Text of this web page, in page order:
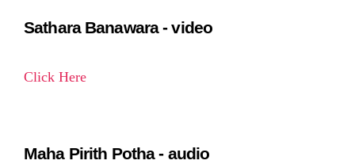
Sathara Banawara - video
Click Here
Maha Pirith Potha - audio